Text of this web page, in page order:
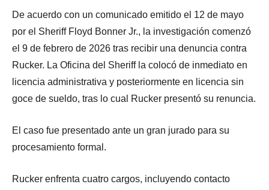
De acuerdo con un comunicado emitido el 12 de mayo
por el Sheriff Floyd Bonner Jr., la investigación comenzó
el 9 de febrero de 2026 tras recibir una denuncia contra
Rucker. La Oficina del Sheriff la colocó de inmediato en
licencia administrativa у posteriormente en licencia sin
goce de sueldo, tras lo cual Rucker presentó su renuncia.
El caso fue presentado ante un gran jurado para su
procesamiento formal.
Rucker enfrenta cuatro cargos, incluyendo contacto